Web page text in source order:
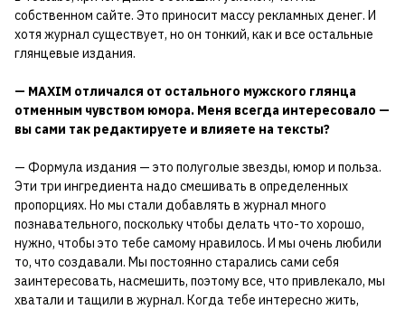
собственном сайте. Это приносит массу рекламных денег. И
хотя журнал существует, но он тонкий, как и все остальные
глянцевые издания.
— МAXIM отличался от остального мужского глянца
отменным чувством юмора. Меня всегда интересовало —
вы сами так редактируете и влияете на тексты?
— Формула издания — это полуголые звезды, юмор и польза.
Эти три ингредиента надо смешивать в определенных
пропорциях. Но мы стали добавлять в журнал много
познавательного, поскольку чтобы делать что-то хорошо,
нужно, чтобы это тебе самому нравилось. И мы очень любили
то, что создавали. Мы постоянно старались сами себя
заинтересовать, насмешить, поэтому все, что привлекало, мы
хватали и тащили в журнал. Когда тебе интересно жить,